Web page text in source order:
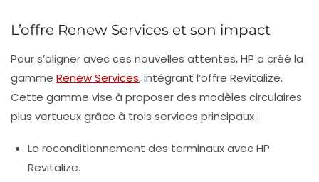
L’offre Renew Services et son impact
Pour s’aligner avec ces nouvelles attentes, HP a créé la
gamme Renew Services, intégrant l’offre Revitalize.
Cette gamme vise à proposer des modèles circulaires
plus vertueux grâce à trois services principaux :
Le reconditionnement des terminaux avec HP
Revitalize.